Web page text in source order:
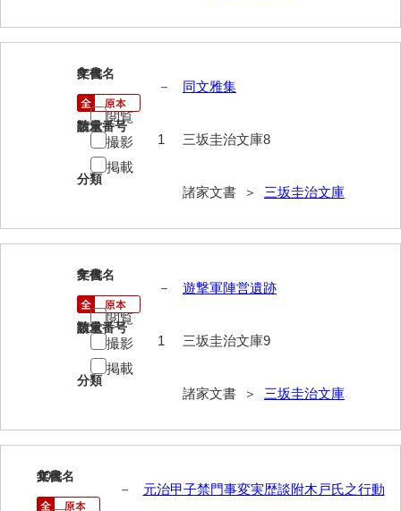
小沢太郎文書
小田家文書（山口市吉敷）
小田家文書（柳井市金屋）
小田家文書（柳井市和田）
小田家文書（山口市下小鯖）
影山家文書
鹿島家文書
梶山家文書
鍛冶利吉文書
片岡トミ子自作農地木札
堅田家文書（山口市）
堅田家文書（山口市２）
8
文書名
同文雅集
請求番号
三坂圭治文庫8
分類
諸家文書 ＞ 三坂圭治文庫
年代
－
数量
1
閲覧
撮影
掲載
9
文書名
遊撃軍陣営遺跡
請求番号
三坂圭治文庫9
分類
諸家文書 ＞ 三坂圭治文庫
年代
－
数量
1
閲覧
撮影
掲載
10
文書名
元治甲子禁門事変実歴談附木戸氏之行動
年代
－